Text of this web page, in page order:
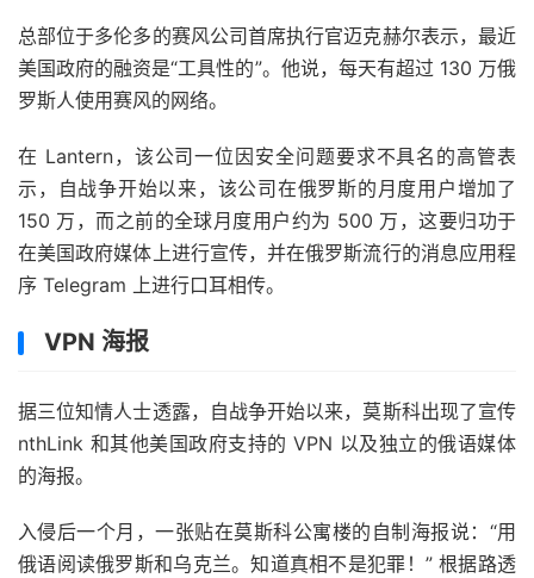
总部位于多伦多的赛风公司首席执行官迈克赫尔表示，最近
美国政府的融资是“工具性的”。他说，每天有超过 130 万俄
罗斯人使用赛风的网络。
在 Lantern，该公司一位因安全问题要求不具名的高管表
示，自战争开始以来，该公司在俄罗斯的月度用户增加了
150 万，而之前的全球月度用户约为 500 万，这要归功于
在美国政府媒体上进行宣传，并在俄罗斯流行的消息应用程
序 Telegram 上进行口耳相传。
VPN 海报
据三位知情人士透露，自战争开始以来，莫斯科出现了宣传
nthLink 和其他美国政府支持的 VPN 以及独立的俄语媒体
的海报。
入侵后一个月，一张贴在莫斯科公寓楼的自制海报说：“用
俄语阅读俄罗斯和乌克兰。知道真相不是犯罪！” 根据路透